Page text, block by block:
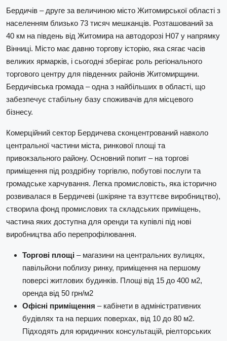
Бердичів – друге за величиною місто Житомирської області з
населенням близько 73 тисяч мешканців. Розташований за
40 км на південь від Житомира на автодорозі Н07 у напрямку
Вінниці. Місто має давню торгову історію, яка сягає часів
великих ярмарків, і сьогодні зберігає роль регіонального
торгового центру для південних районів Житомирщини.
Бердичівська громада – одна з найбільших в області, що
забезпечує стабільну базу споживачів для місцевого
бізнесу.
Комерційний сектор Бердичева сконцентрований навколо
центральної частини міста, ринкової площі та
привокзального району. Основний попит – на торгові
приміщення під роздрібну торгівлю, побутові послуги та
громадське харчування. Легка промисловість, яка історично
розвивалася в Бердичеві (шкіряне та взуттєве виробництво),
створила фонд промислових та складських приміщень,
частина яких доступна для оренди та купівлі під нові
виробництва або перепрофілювання.
Торгові площі – магазини на центральних вулицях,
павільйони поблизу ринку, приміщення на першому
поверсі житлових будинків. Площі від 15 до 400 м2,
оренда від 50 грн/м2
Офісні приміщення – кабінети в адміністративних
будівлях та на перших поверхах, від 10 до 80 м2.
Підходять для юридичних консультацій, ріелторських